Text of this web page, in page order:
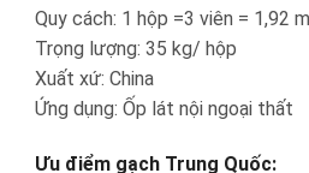
Quy cách: 1 hộp =3 viên = 1,92
Trọng lượng: 35 kg/ hộp
Xuất xứ: China
Ứng dụng: Ốp lát nội ngoại thất
Ưu điểm gạch Trung Quốc: